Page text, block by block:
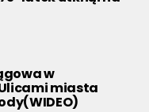
w
miasta